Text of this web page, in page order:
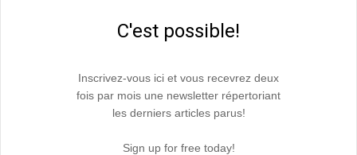
C'est possible!
Inscrivez-vous ici et vous recevrez deux
fois par mois une newsletter répertoriant
les derniers articles parus!
Sign up for free today!